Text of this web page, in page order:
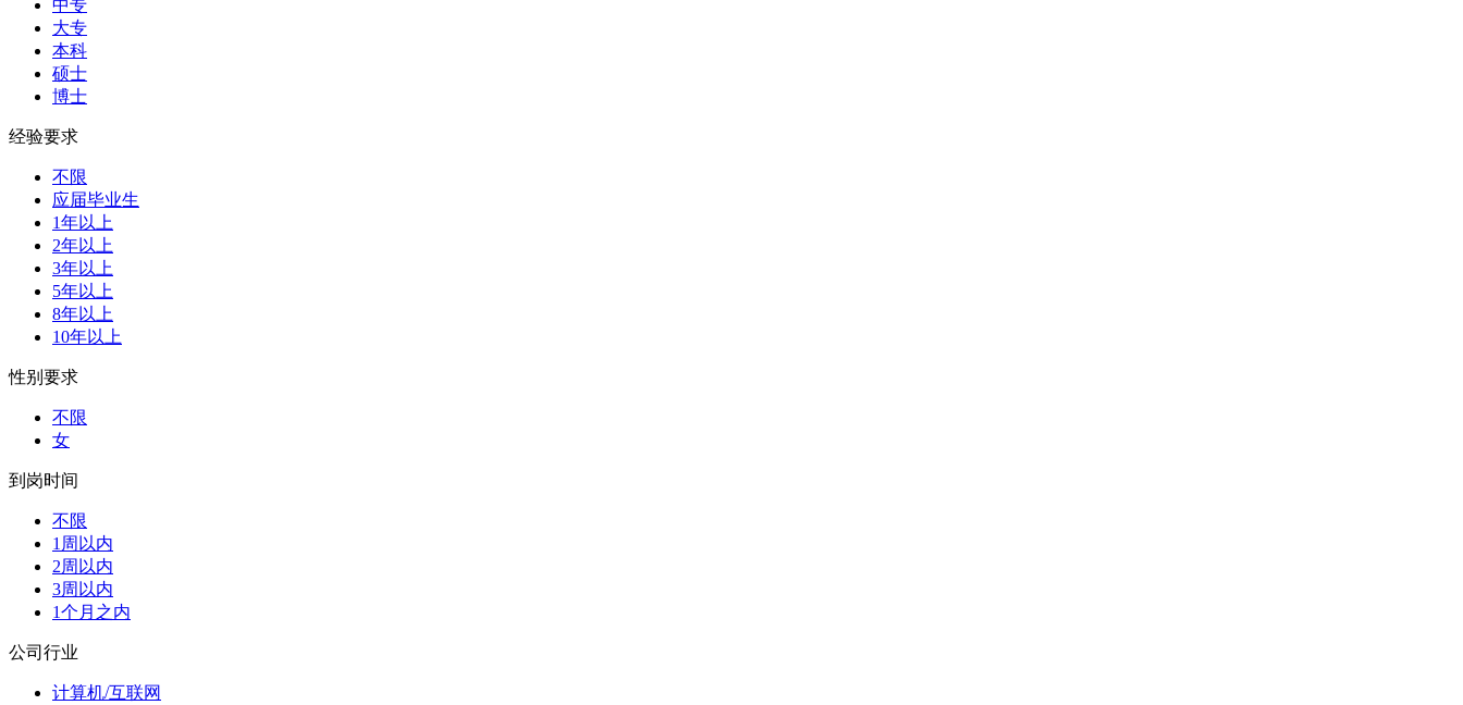
中专
大专
本科
硕士
博士
经验要求
不限
应届毕业生
1年以上
2年以上
3年以上
5年以上
8年以上
10年以上
性别要求
不限
女
到岗时间
不限
1周以内
2周以内
3周以内
1个月之内
公司行业
计算机/互联网